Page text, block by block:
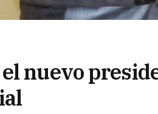
nuevo